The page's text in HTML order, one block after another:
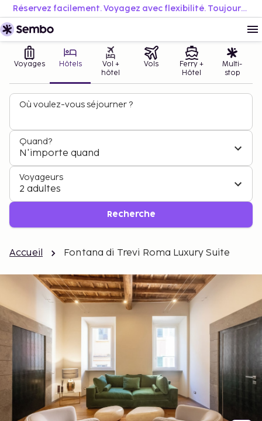
Réservez facilement. Voyagez avec flexibilité. Toujours au meilleur prix.
Voyages Hôtels
Vol +
hôtel
Vols
Ferry +
Hôtel
Multi-
stop
Où voulez-vous séjourner ?
Quand?
N'importe quand
Voyageurs
2 adultes
Recherche
Accueil Fontana di Trevi Roma Luxury Suite